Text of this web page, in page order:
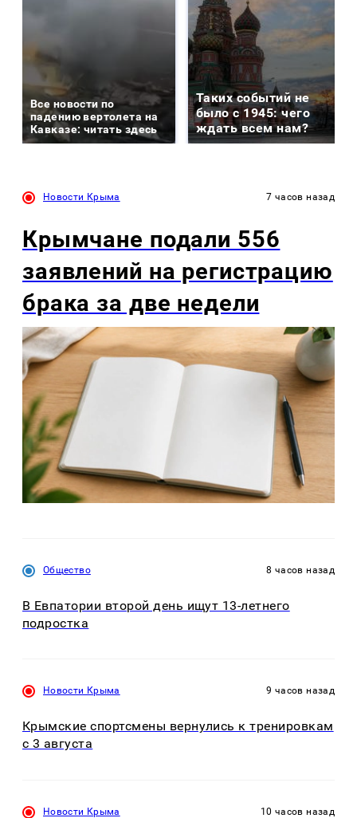
Все новости по
падению вертолета на
Кавказе: читать здесь
Таких событий не
было с 1945: чего
ждать всем нам?
Новости Крыма 7 часов назад
Крымчане подали 556
заявлений на регистрацию
брака за две недели
Общество 8 часов назад
В Евпатории второй день ищут 13-летнего
подростка
Новости Крыма 9 часов назад
Крымские спортсмены вернулись к тренировкам
с 3 августа
Новости Крыма 10 часов назад